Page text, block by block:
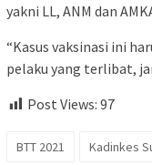
yakni LL, ANM dan
“Kasus vaksinasi ini
pelaku yang terlibat,
Post Views: 97
BTT 2021 Kadinkes